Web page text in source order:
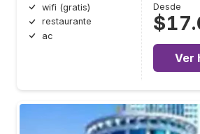
wifi (gratis)
restaurante
ac
Desde
Ver